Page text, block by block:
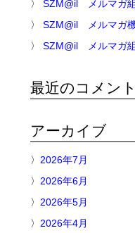
SZM@il メルマガ
SZM@il メルマガ
SZM@il メルマガ
最近のコメント
アーカイブ
2026年7月
2026年6月
2026年5月
2026年4月